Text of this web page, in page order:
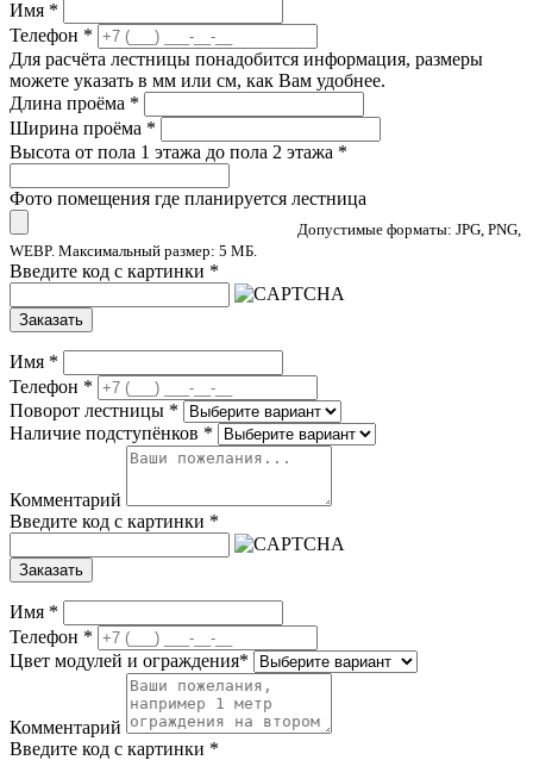
Имя *
Телефон *
Для расчёта лестницы понадобится информация, размеры
можете указать в мм или см, как Вам удобнее.
Длина проёма *
Ширина проёма *
Высота от пола 1 этажа до пола 2 этажа *
Фото помещения где планируется лестница
Допустимые форматы: JPG, PNG,
WEBP. Максимальный размер: 5 МБ.
Введите код с картинки *
Заказать
Имя *
Телефон *
Поворот лестницы *
Наличие подступёнков *
Комментарий
Введите код с картинки *
Заказать
Имя *
Телефон *
Цвет модулей и ограждения*
Комментарий
Введите код с картинки *